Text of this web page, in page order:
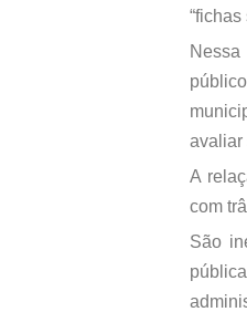
“fichas
avaliar
A
com
São